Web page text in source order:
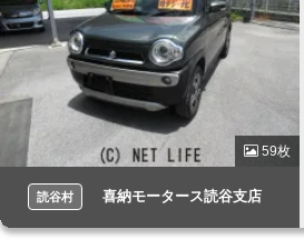
59枚
読谷村 喜納モータース読谷支店